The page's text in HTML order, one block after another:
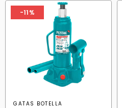
-11%
GATAS BOTELLA